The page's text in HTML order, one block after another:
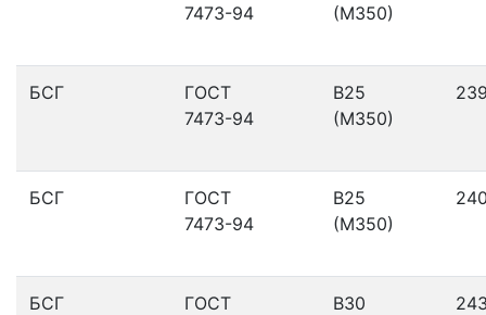
7473-94
(М350)
БСГ
ГОСТ
7473-94
В25
(М350)
БСГ
ГОСТ
7473-94
В25
(М350)
БСГ
ГОСТ
В30